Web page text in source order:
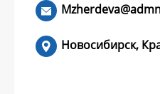
Новосибирск,